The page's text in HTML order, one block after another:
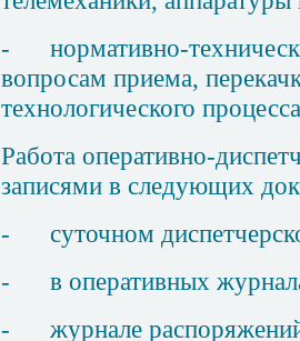
-
нормативно-
вопросам приема,
технологического
Работа оперативно-
записями в следующих
-
суточном
-
в оперативных
-
журнале